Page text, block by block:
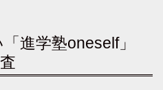
進学塾oneself」